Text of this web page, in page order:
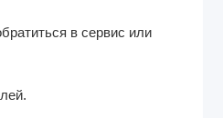
в сервис или
.